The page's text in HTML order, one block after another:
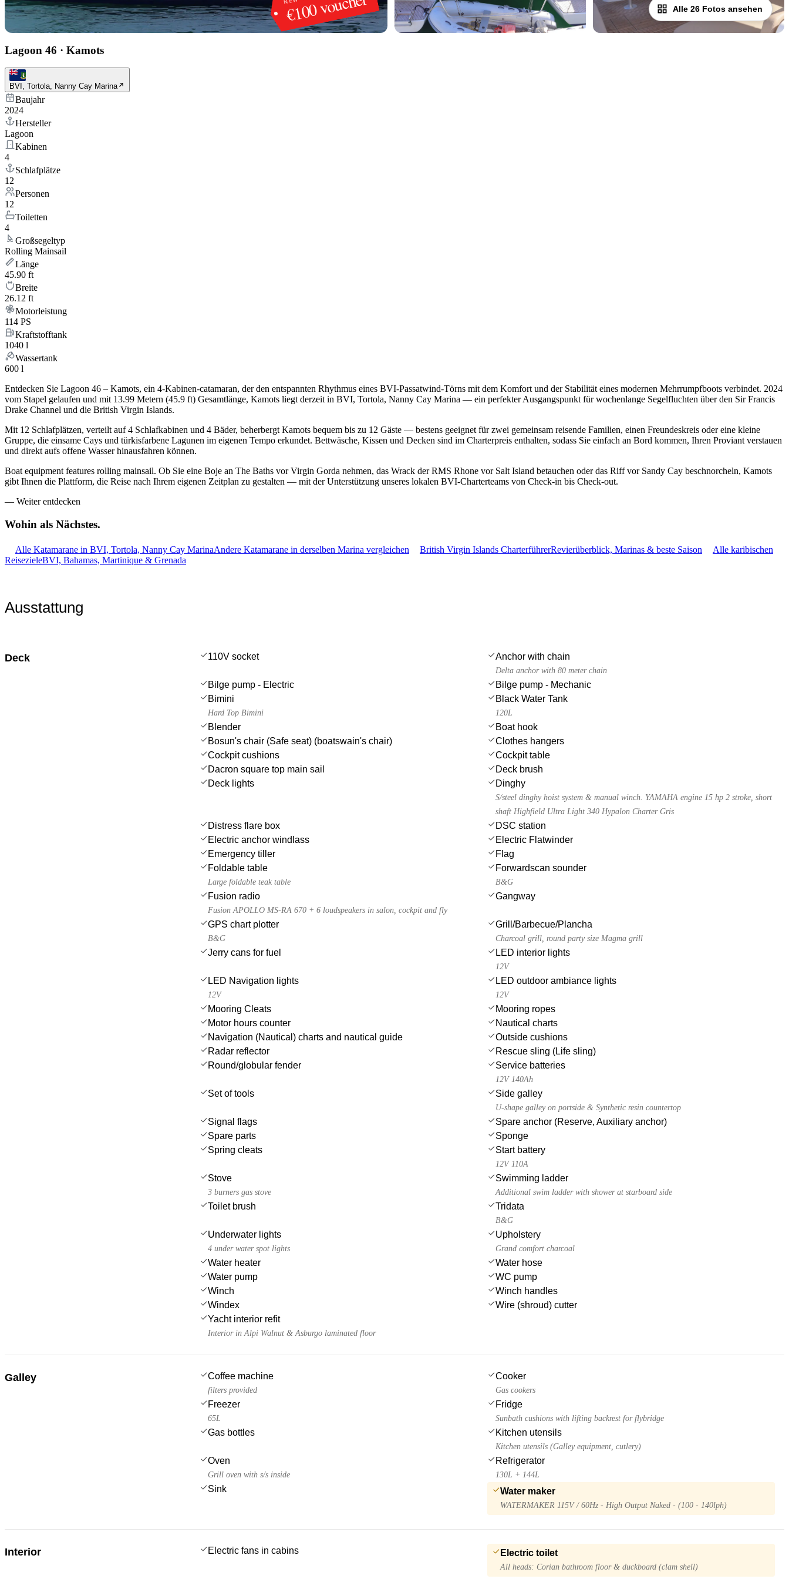
Alle 26 Fotos ansehen
Lagoon 46 · Kamots
BVI, Tortola, Nanny Cay Marina
Baujahr
2024
Hersteller
Lagoon
Kabinen
4
Schlafplätze
12
Personen
12
Toiletten
4
Großsegeltyp
Rolling Mainsail
Länge
45.90 ft
Breite
26.12 ft
Motorleistung
114 PS
Kraftstofftank
1040 l
Wassertank
600 l
Entdecken Sie Lagoon 46 – Kamots, ein 4-Kabinen-catamaran, der den entspannten Rhythmus eines BVI-Passatwind-Törns mit dem Komfort und der Stabilität eines modernen Mehrrumpfboots verbindet. 2024
vom Stapel gelaufen und mit 13.99 Metern (45.9 ft) Gesamtlänge, Kamots liegt derzeit in BVI, Tortola, Nanny Cay Marina — ein perfekter Ausgangspunkt für wochenlange Segelfluchten über den Sir Francis
Drake Channel und die British Virgin Islands.
Mit 12 Schlafplätzen, verteilt auf 4 Schlafkabinen und 4 Bäder, beherbergt Kamots bequem bis zu 12 Gäste — bestens geeignet für zwei gemeinsam reisende Familien, einen Freundeskreis oder eine kleine
Gruppe, die einsame Cays und türkisfarbene Lagunen im eigenen Tempo erkundet. Bettwäsche, Kissen und Decken sind im Charterpreis enthalten, sodass Sie einfach an Bord kommen, Ihren Proviant verstauen
und direkt aufs offene Wasser hinausfahren können.
Boat equipment features rolling mainsail. Ob Sie eine Boje an The Baths vor Virgin Gorda nehmen, das Wrack der RMS Rhone vor Salt Island betauchen oder das Riff vor Sandy Cay beschnorcheln, Kamots
gibt Ihnen die Plattform, die Reise nach Ihrem eigenen Zeitplan zu gestalten — mit der Unterstützung unseres lokalen BVI-Charterteams von Check-in bis Check-out.
— Weiter entdecken
Wohin als Nächstes.
Alle Katamarane in BVI, Tortola, Nanny Cay MarinaAndere Katamarane in derselben Marina vergleichen British Virgin Islands CharterführerRevierüberblick, Marinas & beste Saison
Alle karibischen
ReisezieleBVI, Bahamas, Martinique & Grenada
Ausstattung
Deck 110V socket Anchor with chain
Delta anchor with 80 meter chain
Bilge pump - Electric
Bilge pump - Mechanic
Bimini
Hard Top Bimini
Black Water Tank
120L
Blender
Boat hook
Bosun's chair (Safe seat) (boatswain's chair)
Clothes hangers
Cockpit cushions
Cockpit table
Dacron square top main sail
Deck brush
Deck lights
Dinghy
S/steel dinghy hoist system & manual winch. YAMAHA engine 15 hp 2 stroke, short
shaft Highfield Ultra Light 340 Hypalon Charter Gris
Distress flare box
DSC station
Electric anchor windlass
Electric Flatwinder
Emergency tiller
Flag
Foldable table
Large foldable teak table
Forwardscan sounder
B&G
Fusion radio
Fusion APOLLO MS-RA 670 + 6 loudspeakers in salon, cockpit and fly
Gangway
GPS chart plotter
B&G
Grill/Barbecue/Plancha
Charcoal grill, round party size Magma grill
Jerry cans for fuel LED interior lights
12V
LED Navigation lights
12V
LED outdoor ambiance lights
12V
Mooring Cleats
Mooring ropes
Motor hours counter
Nautical charts
Navigation (Nautical) charts and nautical guide
Outside cushions
Radar reflector
Rescue sling (Life sling)
Round/globular fender
Service batteries
12V 140Ah
Set of tools Side galley
U-shape galley on portside & Synthetic resin countertop
Signal flags
Spare anchor (Reserve, Auxiliary anchor)
Spare parts
Sponge
Spring cleats
Start battery
12V 110A
Stove
3 burners gas stove
Swimming ladder
Additional swim ladder with shower at starboard side
Toilet brush Tridata
B&G
Underwater lights
4 under water spot lights
Upholstery
Grand comfort charcoal
Water heater
Water hose
Water pump
WC pump
Winch
Winch handles
Windex
Wire (shroud) cutter
Yacht interior refit
Interior in Alpi Walnut & Asburgo laminated floor
Galley Coffee machine
filters provided
Cooker
Gas cookers
Freezer
65L
Fridge
Sunbath cushions with lifting backrest for flybridge
Gas bottles Kitchen utensils
Kitchen utensils (Galley equipment, cutlery)
Oven
Grill oven with s/s inside
Refrigerator
130L + 144L
Sink Water maker
WATERMAKER 115V / 60Hz - High Output Naked - (100 - 140lph)
Interior Electric fans in cabins Electric toilet
All heads: Corian bathroom floor & duckboard (clam shell)